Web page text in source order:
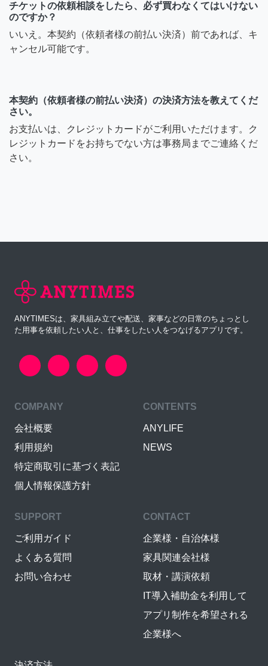
チケットの依頼相談をしたら、必ず買わなくてはいけない
のですか？
いいえ。本契約（依頼者様の前払い決済）前であれば、キ
ャンセル可能です。
本契約（依頼者様の前払い決済）の決済方法を教えてくだ
さい。
お支払いは、クレジットカードがご利用いただけます。ク
レジットカードをお持ちでない方は事務局までご連絡くだ
さい。
ANYTIMESは、家具組み立てや配送、家事などの日常のちょっとし
た用事を依頼したい人と、仕事をしたい人をつなげるアプリです。
COMPANY
会社概要
利用規約
特定商取引に基づく表記
個人情報保護方針
CONTENTS
ANYLIFE
NEWS
SUPPORT
ご利用ガイド
よくある質問
お問い合わせ
CONTACT
企業様・自治体様
家具関連会社様
取材・講演依頼
IT導入補助金を利用して
アプリ制作を希望される
企業様へ